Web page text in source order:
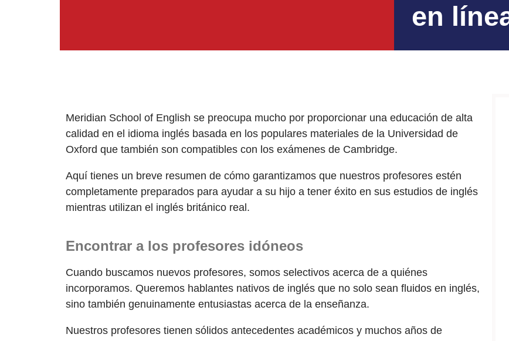
en
Meridian School of English se preocupa mucho por proporcionar una educación de alta
calidad en el idioma inglés basada en los populares materiales de la Universidad de
Oxford que también son compatibles con los exámenes de Cambridge.
Aquí tienes un breve resumen de cómo garantizamos que nuestros profesores estén
completamente preparados para ayudar a su hijo a tener éxito en sus estudios de inglés
mientras utilizan el inglés británico real.
Encontrar a los profesores idóneos
Cuando buscamos nuevos profesores, somos selectivos acerca de a quiénes
incorporamos. Queremos hablantes nativos de inglés que no solo sean fluidos en inglés,
sino también genuinamente entusiastas acerca de la enseñanza.
Nuestros profesores tienen sólidos antecedentes académicos y muchos años de